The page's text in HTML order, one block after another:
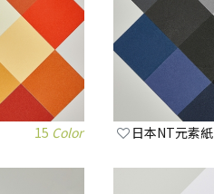
15 Color 日本NT元素紙